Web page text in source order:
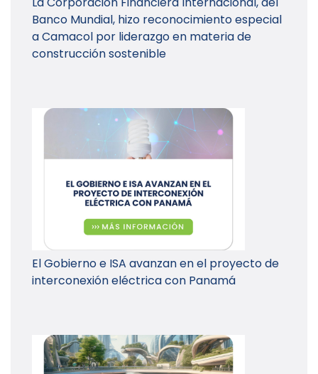
Banco Mundial, hizo reconocimiento especial
a Camacol por liderazgo en materia de
construcción sostenible
El Gobierno e ISA avanzan en el proyecto de
interconexión eléctrica con Panamá